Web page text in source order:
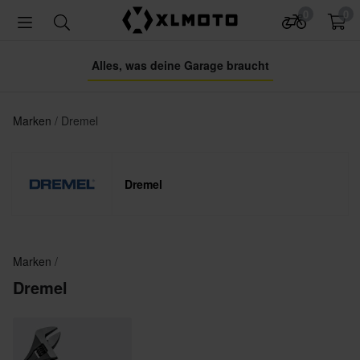
Alles, was deine Garage braucht
Marken Dremel
Dremel
Marken
Dremel